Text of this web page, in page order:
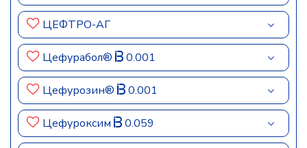
ЦЕФТРО-АГ
Цефурабол® 0.001
Цефурозин® 0.001
Цефуроксим 0.059